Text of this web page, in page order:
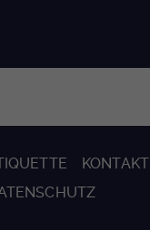
KONTAKT